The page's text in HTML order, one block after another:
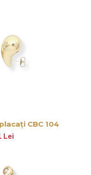
CBC 104
Lei